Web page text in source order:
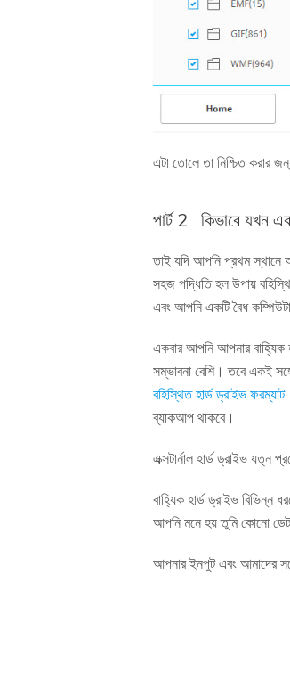
এটা তোলে তা নিশ্চিত করার
পার্ট 2 কিভাবে যখন
তাই যদি আপনি প্রথম স্থানে
সহজ পদ্ধিতি হল উপায়
এবং আপনি একটি বৈধ
একবার আপনি আপনার বাহ্যিক
সম্ভাবনা বেশি। তবে একই
বহিস্থিত হার্ড ড্রাইভ ফরম্যাট
ব্যাকআপ থাকবে।
এক্সটার্নাল হার্ড ড্রাইভ
বাহ্যিক হার্ড ড্রাইভ
আপনি মনে হয় তুমি কোনো
আপনার ইনপুট এবং আমাদের